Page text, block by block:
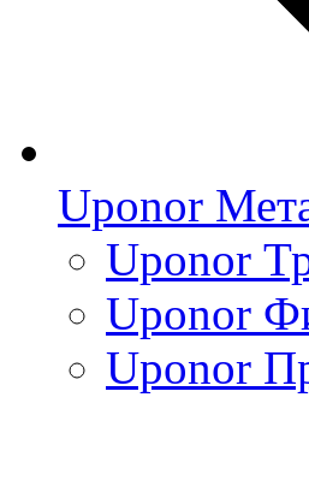
Uponor
Uponor
Uponor
Uponor